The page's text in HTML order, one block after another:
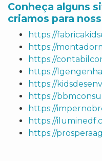
Conheça alguns
criamos para
https://
https://
https://
https://
https://
https://
https://
https://
https://